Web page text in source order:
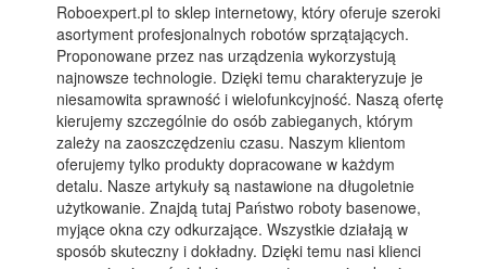
Roboexpert.pl to sklep internetowy, który oferuje szeroki
asortyment profesjonalnych robotów sprzątających.
Proponowane przez nas urządzenia wykorzystują
najnowsze technologie. Dzięki temu charakteryzuje je
niesamowita sprawność i wielofunkcyjność. Naszą ofertę
kierujemy szczególnie do osób zabieganych, którym
zależy na zaoszczędzeniu czasu. Naszym klientom
oferujemy tylko produkty dopracowane w każdym
detalu. Nasze artykuły są nastawione na długoletnie
użytkowanie. Znajdą tutaj Państwo roboty basenowe,
myjące okna czy odkurzające. Wszystkie działają w
sposób skuteczny i dokładny. Dzięki temu nasi klienci